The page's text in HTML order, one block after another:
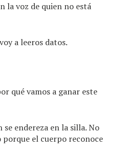
la voz de quien no está
a leeros datos.
qué vamos a ganar este
endereza en la silla. No
el cuerpo reconoce